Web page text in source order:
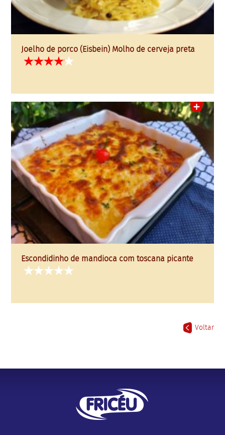
Joelho de porco (Eisbein) Molho de cerveja preta
Escondidinho de mandioca com toscana picante
Voltar